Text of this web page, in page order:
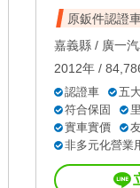
原鈑件認證
嘉義縣 / 廣一
2012年 /
認證車
五
符合保固
實車實價
非多元化營業